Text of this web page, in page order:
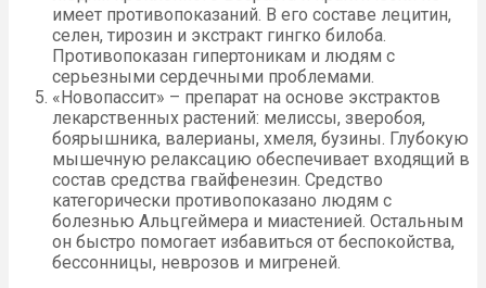
имеет противопоказаний. В его составе лецитин,
селен, тирозин и экстракт гингко билоба.
Противопоказан гипертоникам и людям с
серьезными сердечными проблемами.
«Новопассит» – препарат на основе экстрактов
лекарственных растений: мелиссы, зверобоя,
боярышника, валерианы, хмеля, бузины. Глубокую
мышечную релаксацию обеспечивает входящий в
состав средства гвайфенезин. Средство
категорически противопоказано людям с
болезнью Альцгеймера и миастенией. Остальным
он быстро помогает избавиться от беспокойства,
бессонницы, неврозов и мигреней.